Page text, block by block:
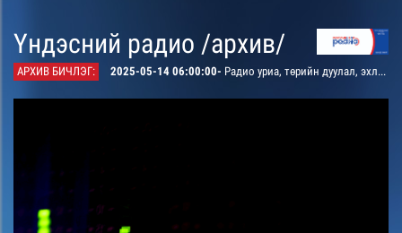
Үндэсний радио /архив/
АРХИВ БИЧЛЭГ: 2025-05-14 06:00:00- Радио уриа, төрийн дуулал, эхлэл